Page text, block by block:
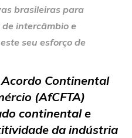
brasileiras para
intercâmbio e
seu esforço de
Continental
(AfCFTA)
continental e
da indústria